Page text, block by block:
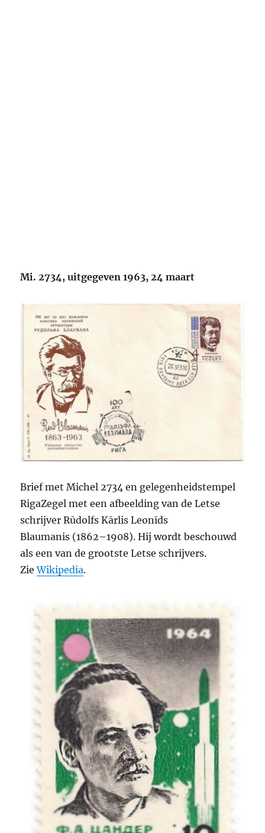
Mi. 2734, uitgegeven 1963, 24 maart
Brief met Michel 2734 en gelegenheidstempel
RigaZegel met een afbeelding van de Letse
schrijver Rūdolfs Kārlis Leonīds
Blaumanis (1862–1908). Hij wordt beschouwd
als een van de grootste Letse schrijvers.
ZieWikipedia.